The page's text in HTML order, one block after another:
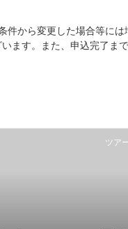
件から変更した場合等に
ます。また、申込完了ま
ツア